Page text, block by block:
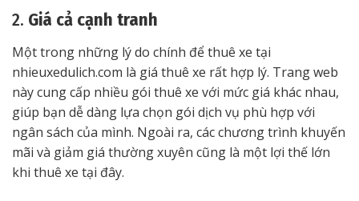
2. Giá cả cạnh tranh
Một trong những lý do chính để thuê xe tại
nhieuxedulich.com là giá thuê xe rất hợp lý. Trang web
này cung cấp nhiều gói thuê xe với mức giá khác nhau,
giúp bạn dễ dàng lựa chọn gói dịch vụ phù hợp với
ngân sách của mình. Ngoài ra, các chương trình khuyến
mãi và giảm giá thường xuyên cũng là một lợi thế lớn
khi thuê xe tại đây.